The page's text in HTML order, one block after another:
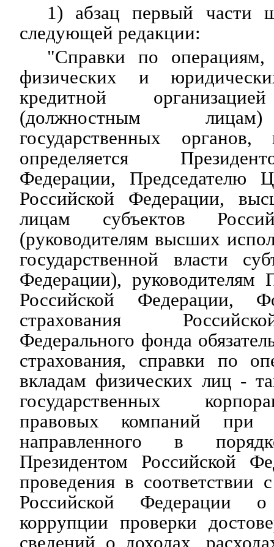
1) абзац первый части
следующей редакции:
"Справки по
физических и
кредитной
(должностным
государственных органов,
определяется
Федерации, Председателю
Российской Федерации,
лицам субъектов
(руководителям высших
государственной власти
Федерации), руководителям
Российской Федерации,
страхования
Федерального фонда
страхования, справки по
вкладам физических лиц -
государственных
правовых компаний при
направленного в
Президентом Российской
проведения в соответствии
Российской Федерации о
коррупции проверки
сведений о доходах,